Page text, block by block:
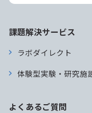
課題解決サービス
ラボダイレクト
体験型実験・研究施
よくあるご質問